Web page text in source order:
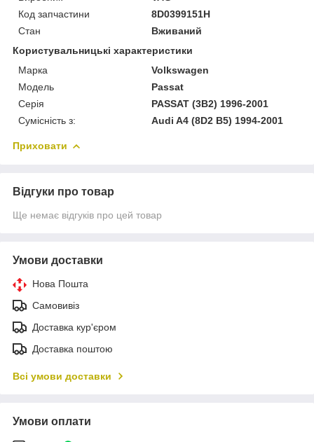
Код запчастини
8D0399151H
Стан
Вживаний
Користувальницькі характеристики
Марка
Volkswagen
Модель
Passat
Серія
PASSAT (3B2) 1996-2001
Сумісність з:
Audi A4 (8D2 B5) 1994-2001
Приховати
Відгуки про товар
Ще немає відгуків про цей товар
Умови доставки
Нова Пошта
Самовивіз
Доставка кур'єром
Доставка поштою
Всі умови доставки
Умови оплати